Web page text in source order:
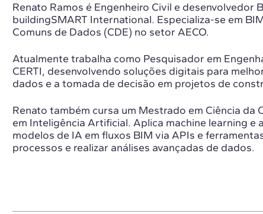
Renato Ramos é Engenheiro Civil e desenvolvedor
buildingSMART International. Especializa-se em
Comuns de Dados (CDE) no setor AECO.
Atualmente trabalha como Pesquisador em
CERTI, desenvolvendo soluções digitais para
dados e a tomada de decisão em projetos de
Renato também cursa um Mestrado em Ciência da
em Inteligência Artificial. Aplica machine learning
modelos de IA em fluxos BIM via APIs e
processos e realizar análises avançadas de dados.